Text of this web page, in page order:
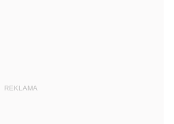
REKLAMA